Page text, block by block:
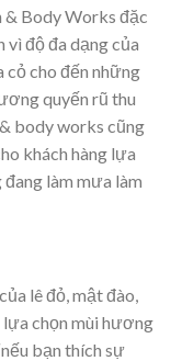
& Body Works đặc
độ đa dạng của
cỏ cho đến những
quyến rũ thu
body works cũng
khách hàng lựa
làm mưa làm
lê đỏ, mật đào,
lựa chọn mùi hương
bạn thích sự